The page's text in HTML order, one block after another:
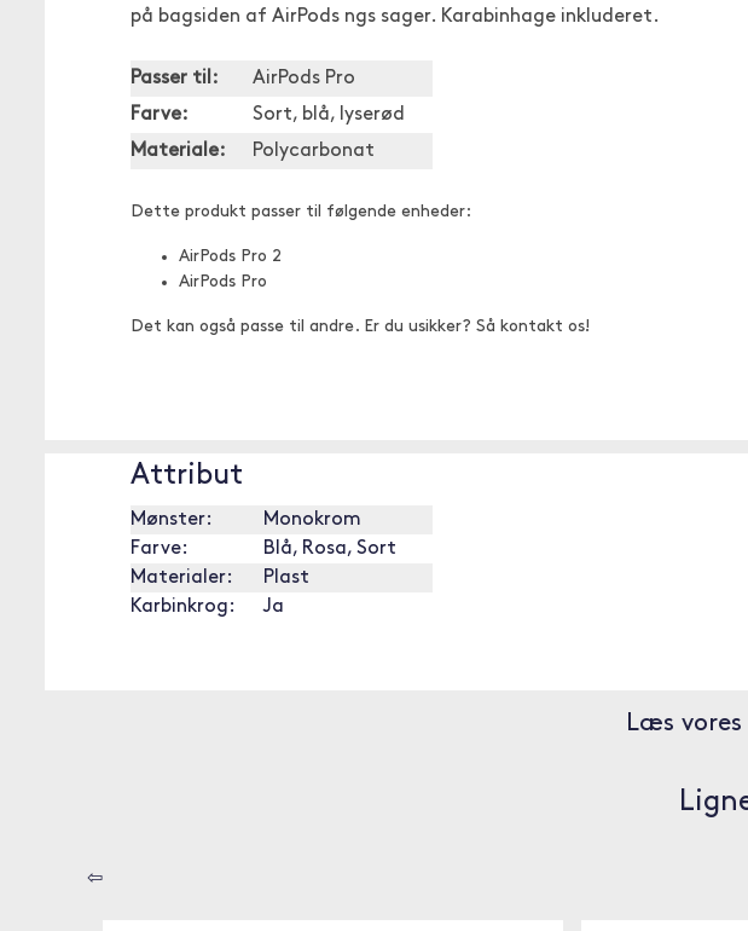
på bagsiden af AirPods ngs sager. Karabinhage inkluderet.
Passer til:
AirPods Pro
Farve:
Sort, blå, lyserød
Materiale:
Polycarbonat
Dette produkt passer til følgende enheder:
AirPods Pro 2
AirPods Pro
Det kan også passe til andre. Er du usikker? Så kontakt os!
Attribut
Mønster:
Monokrom
Farve:
Blå, Rosa, Sort
Materialer:
Plast
Karbinkrog:
Ja
Læs
⇦